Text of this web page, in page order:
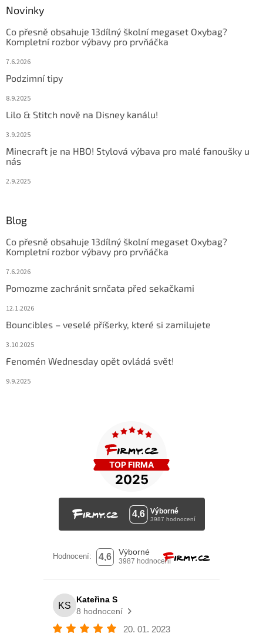
Novinky
Co přesně obsahuje 13dílný školní megaset Oxybag?
Kompletní rozbor výbavy pro prvňáčka
7.6.2026
Podzimní tipy
8.9.2025
Lilo & Stitch nově na Disney kanálu!
3.9.2025
Minecraft je na HBO! Stylová výbava pro malé fanoušky u
nás
2.9.2025
Blog
Co přesně obsahuje 13dílný školní megaset Oxybag?
Kompletní rozbor výbavy pro prvňáčka
7.6.2026
Pomozme zachránit srnčata před sekačkami
12.1.2026
Bouncibles – veselé příšerky, které si zamilujete
3.10.2025
Fenomén Wednesday opět ovládá svět!
9.9.2025